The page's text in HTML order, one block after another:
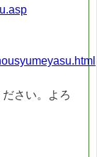
さい。よろ